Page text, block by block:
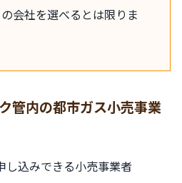
会社を選べるとは限りま
管内の都市ガス小売事業
し込みできる小売事業者